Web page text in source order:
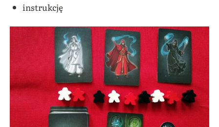
instrukcję